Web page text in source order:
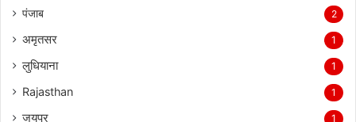
पंजाब 2
अमृतसर 1
लुधियाना 1
Rajasthan 1
जयपुर 1